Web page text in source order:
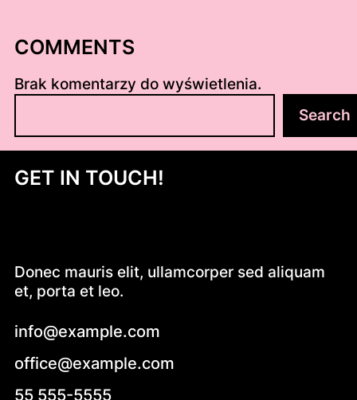
COMMENTS
Brak komentarzy do wyświetlenia.
u
a
Search
GET IN TOUCH!
Donec mauris elit, ullamcorper sed aliquam
et, porta et leo.
info@example.com
office@example.com
55 555-5555